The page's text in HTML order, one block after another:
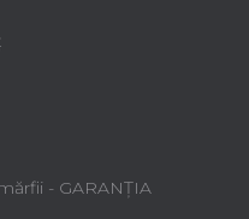
- GARANŢIA